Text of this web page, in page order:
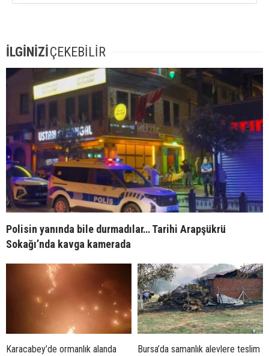
İLGİNİZİÇEKEBİLİR
Polisin yanında bile durmadılar… Tarihi Arapşükrü
Sokağı’nda kavga kamerada
Karacabey’de ormanlık alanda
Bursa’da samanlık alevlere teslim